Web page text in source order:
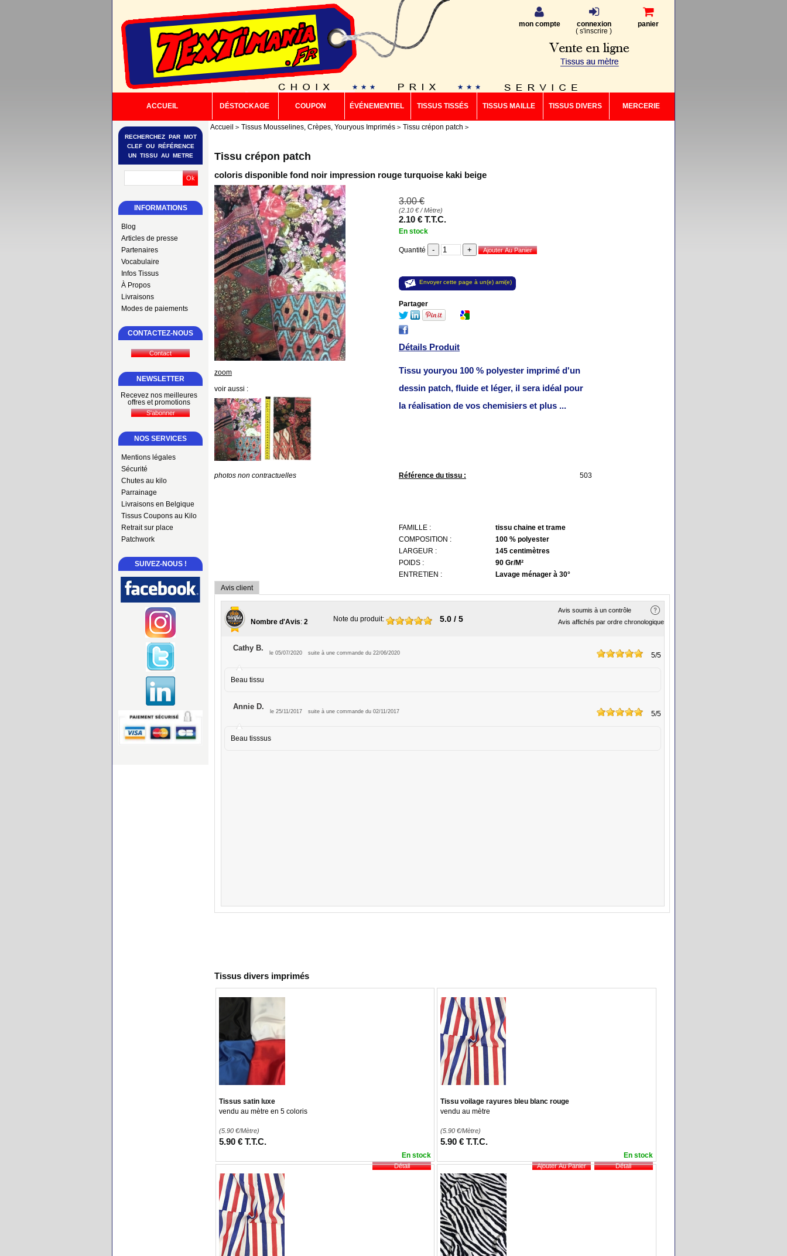
mon compte
connexion
( s'inscrire )
panier
ACCUEIL DÉSTOCKAGE COUPON ÉVÉNEMENTIEL TISSUS TISSÉS TISSUS MAILLE TISSUS DIVERS MERCERIE
INFORMATIONS
Blog
Articles de presse
Partenaires
Vocabulaire
Infos Tissus
À Propos
Livraisons
Modes de paiements
RECHERCHEZ PAR MOT
CLEF OU RÉFÉRENCE
UN TISSU AU METRE
CONTACTEZ-NOUS
NEWSLETTER
Recevez nos meilleures
offres et promotions
NOS SERVICES
Mentions légales
Sécurité
Chutes au kilo
Parrainage
Livraisons en Belgique
Tissus Coupons au Kilo
Retrait sur place
Patchwork
SUIVEZ-NOUS !
Accueil Tissus Mousselines, Crèpes, Youryous Imprimés Tissu crépon patch
Tissu crépon patch
coloris disponible fond noir impression rouge turquoise kaki beige
zoom
voir aussi :
photos non contractuelles
3.00 €
(2.10 €/ Mètre)
2.10 € T.T.C.
En stock
Quantité
Envoyer cette page à un(e) ami(e)
Partager
Détails Produit
Tissu youryou 100 % polyester imprimé d'un
dessin patch, fluide et léger, il sera idéal pour
la réalisation de vos chemisiers et plus ...
Référence du tissu : 503
FAMILLE :
tissu chaine et trame
COMPOSITION :
100 % polyester
LARGEUR :
145 centimètres
POIDS :
90 Gr/M²
ENTRETIEN :
Lavage ménager à 30°
Avis client
Avis soumis à un contrôle
Avis affichés par ordre chronologique
Nombre d'Avis: 2 Note du produit: 5.0 / 5
Cathy B.
le 05/07/2020 suite à une commande du 22/06/2020 5/5
Beau tissu
Annie D.
le 25/11/2017 suite à une commande du 02/11/2017 5/5
Beau tisssus
Tissus divers imprimés
Tissus satin luxe
vendu au mètre en 5 coloris
(5.90 €/Mètre)
5.90 € T.T.C.
En stock
Tissu voilage rayures bleu blanc rouge
vendu au mètre
(5.90€/Mètre)
5.90 € T.T.C.
En stock